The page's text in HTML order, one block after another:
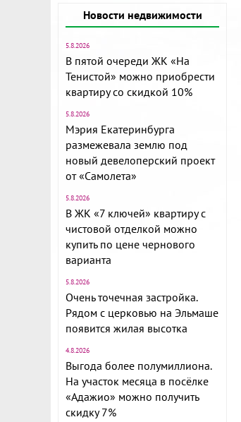
Новости недвижимости
5.8.2026
В пятой очереди ЖК «На
Тенистой» можно приобрести
квартиру со скидкой 10%
5.8.2026
Мэрия Екатеринбурга
размежевала землю под
новый девелоперский проект
от «Самолета»
5.8.2026
В ЖК «7 ключей» квартиру с
чистовой отделкой можно
купить по цене чернового
варианта
5.8.2026
Очень точечная застройка.
Рядом с церковью на Эльмаше
появится жилая высотка
4.8.2026
Выгода более полумиллиона.
На участок месяца в посёлке
«Адажио» можно получить
скидку 7%